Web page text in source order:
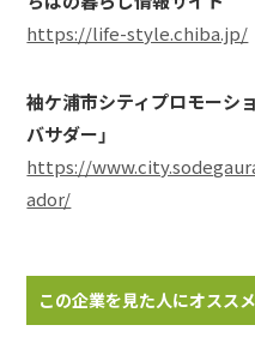
https://life-style.chiba.jp/
袖ケ浦市シティプロモーシ
バサダー」
https://
ador/
この企業を見た人にオスス